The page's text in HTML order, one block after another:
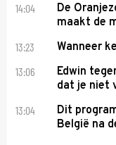
14:04
De
maakt de
13:23 Wanneer
13:06
Edwin
dat je niet
13:04
Dit
België na